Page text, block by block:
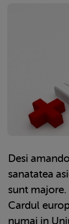
Desi
sanatatea
sunt majore.
Cardul
numai in